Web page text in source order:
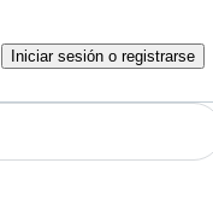
Iniciar sesión o registrarse